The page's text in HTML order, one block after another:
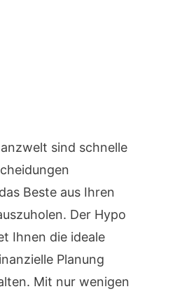
sind schnelle
Beste aus Ihren
Der Hypo
Ihnen die ideale
Planung
Mit nur wenigen